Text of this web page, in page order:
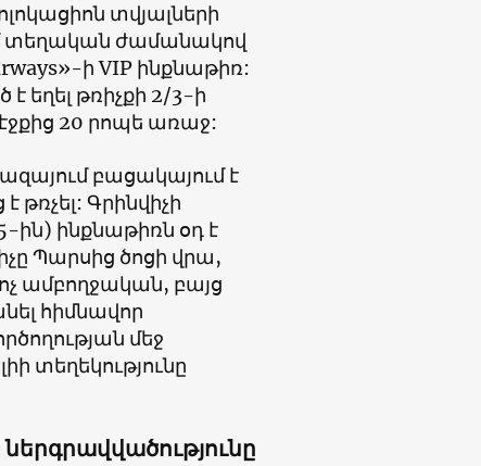
տվյալների
տեղական ժամանակով
ի VIP ինքնաթիռ:
եղել թռիչքի 2/3-ի
20 րոպե առաջ:
բացակայում է
թռչել: Գրինվիչի
ինքնաթիռն օդ է
Պարսից ծոցի վրա,
ամբողջական, բայց
հիմնավոր
մեջ
տեղեկությունը